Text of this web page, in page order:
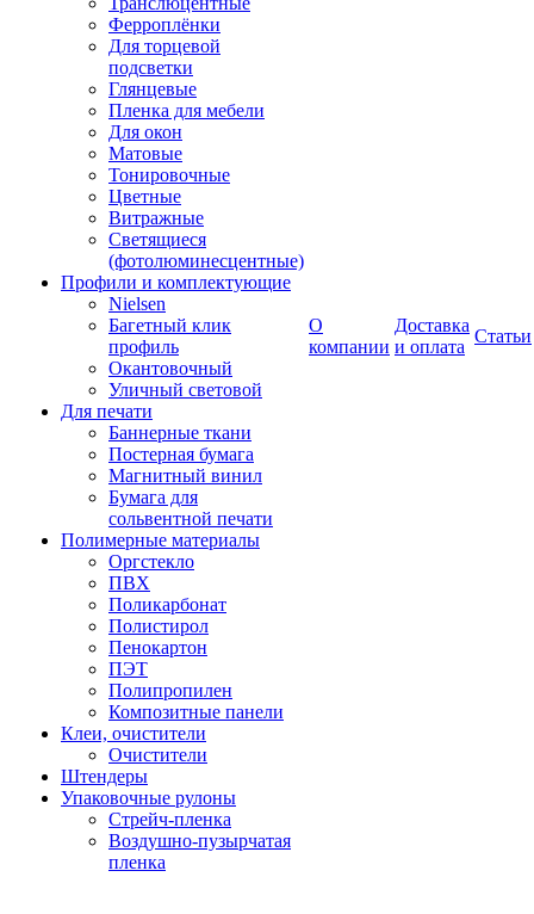
Ферроплёнки
Для торцевой
подсветки
Глянцевые
Пленка для мебели
Для окон
Матовые
Тонировочные
Цветные
Витражные
Светящиеся
(фотолюминесцентные)
Профили и комплектующие
Nielsen
Багетный клик
профиль
Окантовочный
Уличный световой
Для печати
Баннерные ткани
Постерная бумага
Магнитный винил
Бумага для
сольвентной печати
Полимерные материалы
Оргстекло
ПВХ
Поликарбонат
Полистирол
Пенокартон
ПЭТ
Полипропилен
Композитные панели
Клеи, очистители
Очистители
Штендеры
Упаковочные рулоны
Стрейч-пленка
Воздушно-пузырчатая
пленка
О
компании
Доставка
и оплата
Статьи